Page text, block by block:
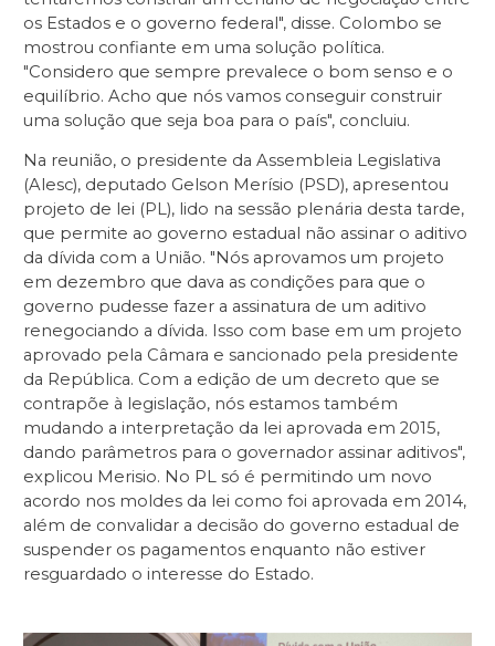
os Estados e o governo federal", disse. Colombo se
mostrou confiante em uma solução política.
"Considero que sempre prevalece o bom senso e o
equilíbrio. Acho que nós vamos conseguir construir
uma solução que seja boa para o país", concluiu.
Na reunião, o presidente da Assembleia Legislativa
(Alesc), deputado Gelson Merísio (PSD), apresentou
projeto de lei (PL), lido na sessão plenária desta tarde,
que permite ao governo estadual não assinar o aditivo
da dívida com a União. "Nós aprovamos um projeto
em dezembro que dava as condições para que o
governo pudesse fazer a assinatura de um aditivo
renegociando a dívida. Isso com base em um projeto
aprovado pela Câmara e sancionado pela presidente
da República. Com a edição de um decreto que se
contrapõe à legislação, nós estamos também
mudando a interpretação da lei aprovada em 2015,
dando parâmetros para o governador assinar aditivos",
explicou Merisio. No PL só é permitindo um novo
acordo nos moldes da lei como foi aprovada em 2014,
além de convalidar a decisão do governo estadual de
suspender os pagamentos enquanto não estiver
resguardado o interesse do Estado.